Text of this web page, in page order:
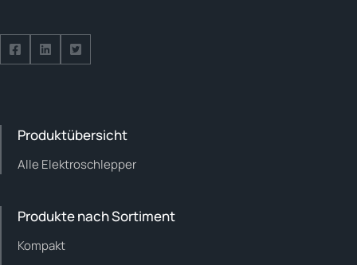
Follow us on Facebook
Follow us on Facebook
Follow us on Facebook
Produktübersicht
Alle Elektroschlepper
Produkte nach Sortiment
Kompakt